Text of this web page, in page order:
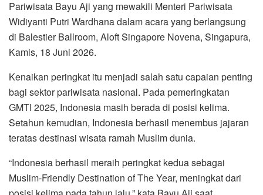
Pariwisata Bayu Aji yang mewakili Menteri Pariwisata
Widiyanti Putri Wardhana dalam acara yang berlangsung
di Balestier Ballroom, Aloft Singapore Novena, Singapura,
Kamis, 18 Juni 2026.
Kenaikan peringkat itu menjadi salah satu capaian penting
bagi sektor pariwisata nasional. Pada pemeringkatan
GMTI 2025, Indonesia masih berada di posisi kelima.
Setahun kemudian, Indonesia berhasil menembus jajaran
teratas destinasi wisata ramah Muslim dunia.
“Indonesia berhasil meraih peringkat kedua sebagai
Muslim-Friendly Destination of The Year, meningkat dari